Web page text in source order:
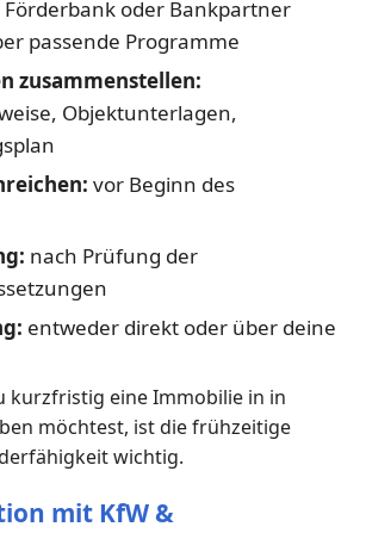
Förderbank oder Bankpartner
passende Programme
zusammenstellen:
Objektunterlagen,
vor Beginn des
nach Prüfung der
entweder direkt oder über deine
kurzfristig eine Immobilie in in
möchtest, ist die frühzeitige
wichtig.
mit KfW &